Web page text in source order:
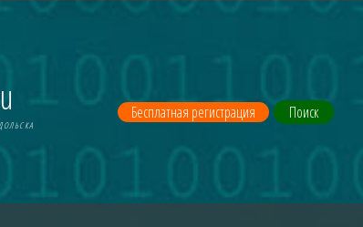
Бесплатная регистрация Поиск